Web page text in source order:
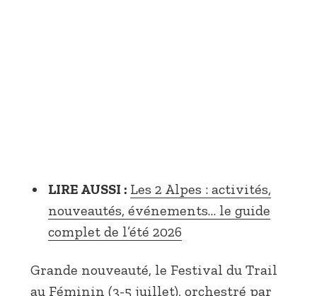
LIRE AUSSI : Les 2 Alpes : activités,
nouveautés, événements… le guide
complet de l’été 2026
Grande nouveauté, le Festival du Trail
au Féminin (3-5 juillet), orchestré par